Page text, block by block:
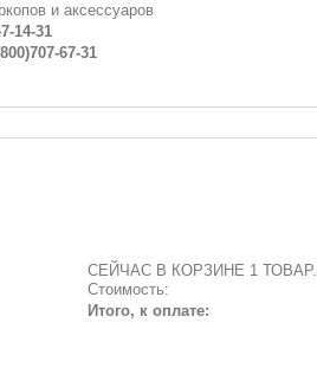
и аксессуаров
14-31
67-31
СЕЙЧАС В КОРЗИНЕ 1 ТОВАР.
Стоимость:
Итого, к оплате: